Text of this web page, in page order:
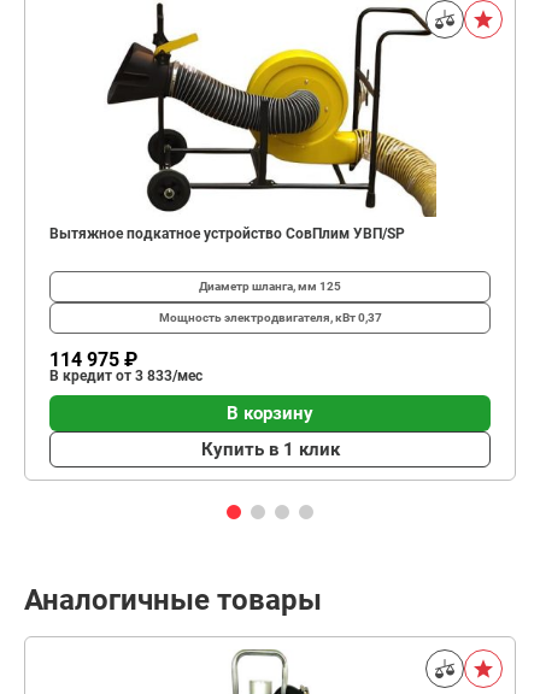
Вытяжное подкатное устройство СовПлим УВП/SP
Диаметр шланга, мм 125
Мощность электродвигателя, кВт0,37
114 975 ₽
В кредит от 3 833/мес
В корзину
Купить в 1 клик
Аналогичные товары